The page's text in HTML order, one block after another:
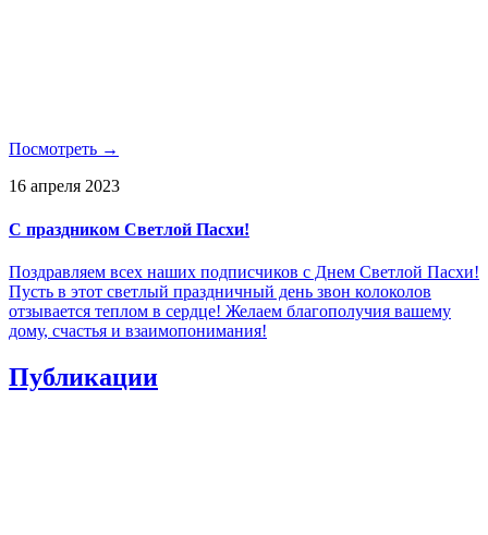
Посмотреть →
16 апреля 2023
С праздником Светлой Пасхи!
Поздравляем всех наших подписчиков с Днем Светлой Пасхи!
Пусть в этот светлый праздничный день звон колоколов
отзывается теплом в сердце! Желаем благополучия вашему
дому, счастья и взаимопонимания!
Публикации